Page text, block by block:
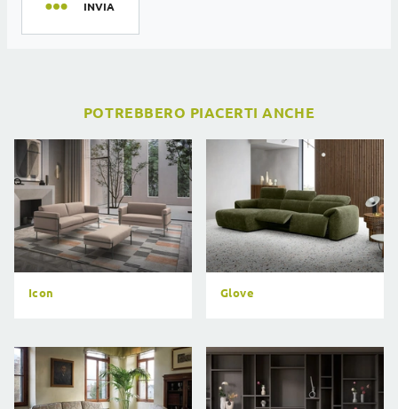
INVIA
POTREBBERO PIACERTI ANCHE
Icon Glove